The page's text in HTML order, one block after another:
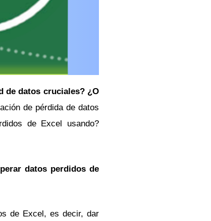
de datos cruciales? ¿O
de pérdida de datos
de Excel usando?
datos perdidos de
de Excel, es decir, dar